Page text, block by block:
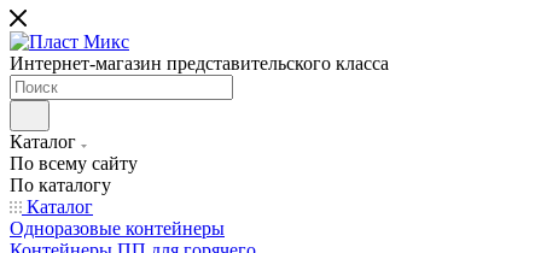
Интернет-магазин представительского класса
Каталог
По всему сайту
По каталогу
Каталог
Одноразовые контейнеры